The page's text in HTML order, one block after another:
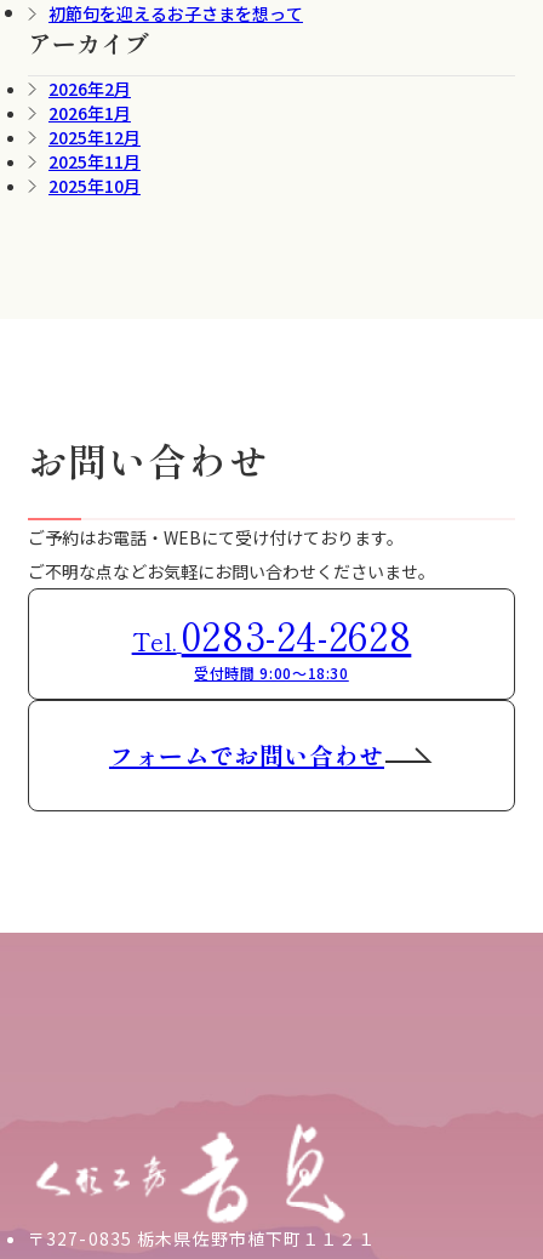
初節句を迎えるお子さまを想って
アーカイブ
2026年2月
2026年1月
2025年12月
2025年11月
2025年10月
お問い合わせ
ご予約はお電話・WEBにて受け付けております。
ご不明な点などお気軽にお問い合わせくださいませ。
Tel. 0283-24-2628
受付時間 9:00～18:30
フォームでお問い合わせ
〒327-0835 栃木県佐野市植下町１１２１